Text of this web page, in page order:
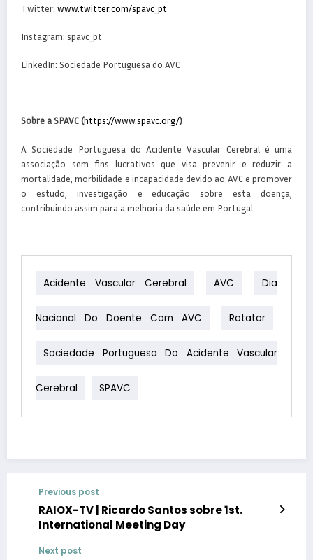
Twitter: www.twitter.com/spavc_pt
Instagram: spavc_pt
LinkedIn: Sociedade Portuguesa do AVC
Sobre a SPAVC (https://www.spavc.org/)
A Sociedade Portuguesa do Acidente Vascular Cerebral é uma
associação sem fins lucrativos que visa prevenir e reduzir a
mortalidade, morbilidade e incapacidade devido ao AVC e promover
o estudo, investigação e educação sobre esta doença,
contribuindo assim para a melhoria da saúde em Portugal.
Acidente Vascular Cerebral AVC Dia
Nacional Do Doente Com AVC Rotator
Sociedade Portuguesa Do Acidente Vascular
Cerebral SPAVC
Previous post
RAIOX-TV | Ricardo Santos sobre 1st.
International Meeting Day
Next post